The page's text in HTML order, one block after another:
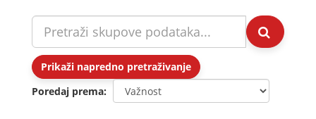
Prikaži napredno pretraživanje
Poredaj prema